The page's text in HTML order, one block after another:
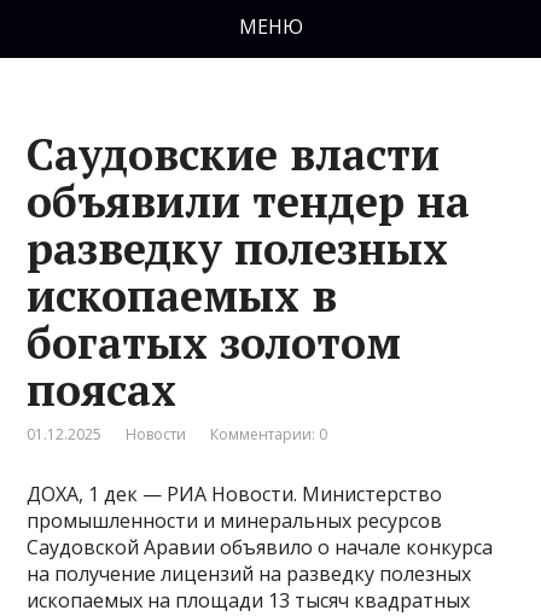
МЕНЮ
Саудовские власти
объявили тендер на
разведку полезных
ископаемых в
богатых золотом
поясах
01.12.2025 Новости Комментарии: 0
ДОХА, 1 дек — РИА Новости. Министерство
промышленности и минеральных ресурсов
Саудовской Аравии объявило о начале конкурса
на получение лицензий на разведку полезных
ископаемых на площади 13 тысяч квадратных